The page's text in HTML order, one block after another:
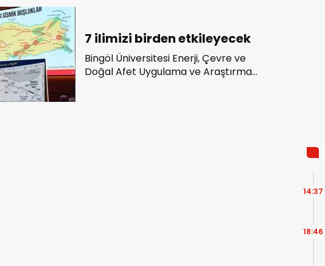
7 ilimizi birden etkileyecek
Bingöl Üniversitesi Enerji, Çevre ve
Doğal Afet Uygulama ve Araştırma
14:37
18:46